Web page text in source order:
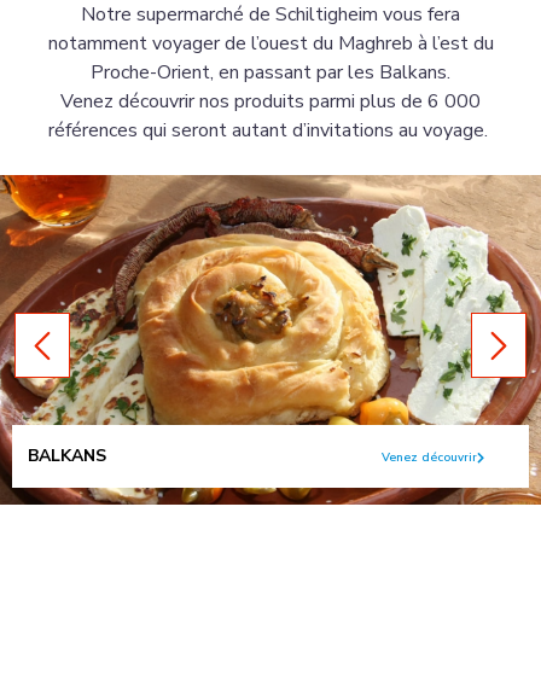
Notre supermarché de Schiltigheim vous fera
notamment voyager de l’ouest du Maghreb à l’est du
Proche-Orient, en passant par les Balkans.
Venez découvrir nos produits parmi plus de 6 000
références qui seront autant d’invitations au voyage.
BALKANS Venez découvrir